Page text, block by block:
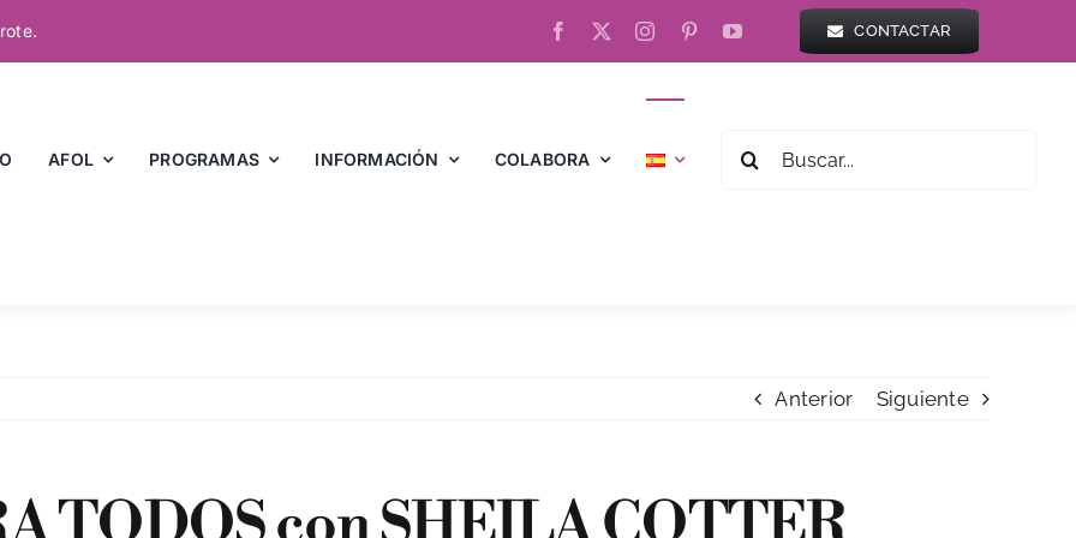
CONTACTAR
AFOL PROGRAMAS INFORMACIÓN COLABORA
Anterior Siguiente